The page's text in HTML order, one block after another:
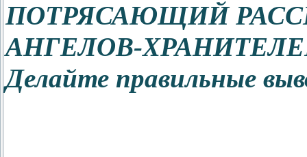
ПОТРЯСАЮЩИЙ
АНГЕЛОВ-
Делайте правильные